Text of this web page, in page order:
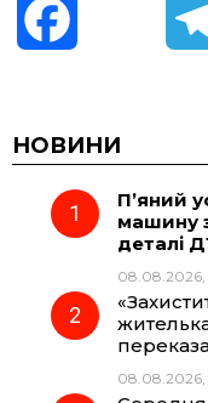
c
e
o
НОВИНИ
П’яний
машину
деталі
08.08.2026,
08.08.2026,